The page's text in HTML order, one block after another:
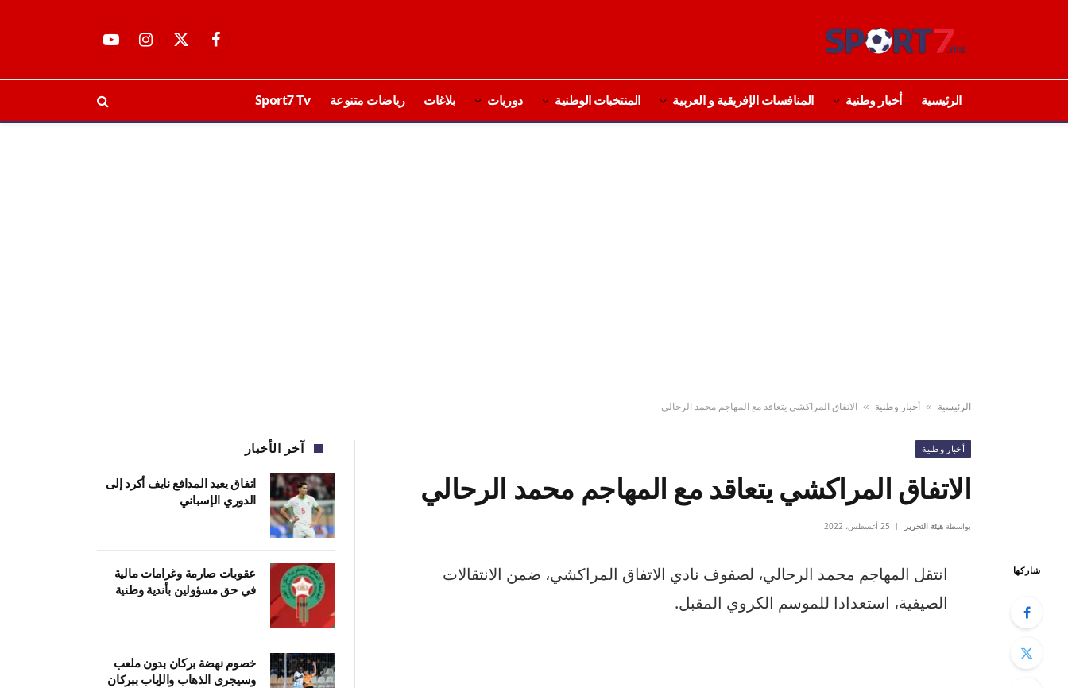
فيسبوكX
الانستغراميوتيوب
الرئيسية أخبار وطنية المنافسات الإفريقية و العربية المنتخبات الوطنية دوريات بلاغات رياضات متنوعة Sport7 Tv
الرئيسية » أخبار وطنية » الاتفاق المراكشي يتعاقد مع المهاجم محمد الرحالي
أخبار وطنية
الاتفاق المراكشي يتعاقد مع المهاجم محمد الرحالي
بواسطة هيئة التحرير 25 أغسطس، 2022
شاركها
انتقل المهاجم محمد الرحالي، لصفوف نادي الاتفاق المراكشي، ضمن الانتقالات
الصيفية، استعدادا للموسم الكروي المقبل.
آخر الأخبار
اتفاق يعيد المدافع نايف أكرد إلى
الدوري الإسباني
عقوبات صارمة وغرامات مالية
في حق مسؤولين بأندية وطنية
خصوم نهضة بركان بدون ملعب
وسيجرى الذهاب والإياب ببركان